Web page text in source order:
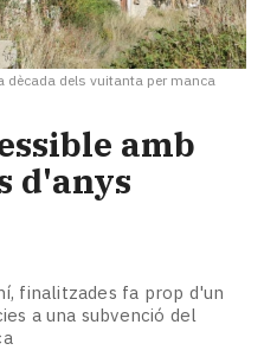
dècada dels vuitanta per manca
amb
d'anys
finalitzades fa prop d'un
a una subvenció del